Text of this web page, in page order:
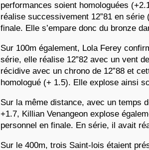
performances soient homologuées
réalise successivement 12”81 en série
finale. Elle s’empare donc du bronze
Sur 100m également, Lola Ferey
série, elle réalise 12”82 avec un vent
récidive avec un chrono de 12”88 et
homologué (+ 1.5). Elle explose ainsi
Sur la même distance, avec un temps
+1.7, Killian Venangeon explose
personnel en finale. En série, il avait
Sur le 400m, trois Saint-lois étaient